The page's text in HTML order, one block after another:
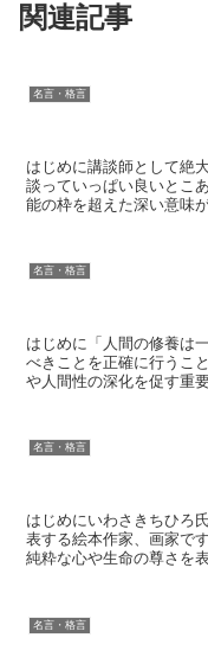
関連記事
名言・格言
はじめに講談師として絶
談っていっぱい良いとこ
能の枠を超えた深い意味
名言・格言
はじめに「人間の修養は
べきことを正確に行うこ
や人間性の深化を促す重
名言・格言
はじめにいわさきちひろ
表する絵本作家、画家で
純粋な心や生命の尊さを
名言・格言